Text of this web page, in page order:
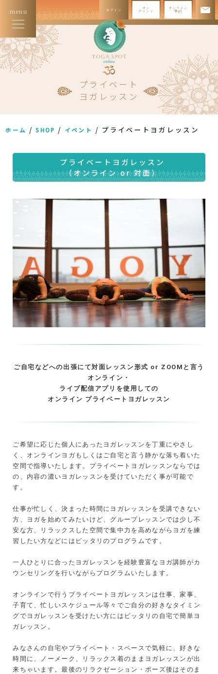
menu ログイン オン
デマンド
オンライン
予約
プライベート
ヨガレッスン
ホーム /SHOP / イベント / プライベートヨガレッスン
プライベートヨガレッスン
（オンライン or 対面）
ご自宅などへの出張にて対面レッスン形式 or ZOOMと言う
オンライン・
ライブ配信アプリを使用しての
オンライン プライベートヨガレッスン
ご希望に応じた個人にあったヨガレッスンを丁重にやさし
く、オンラインヨガもしくはご自宅と言う静かな落ち着いた
空間で指導いたします。プライベートヨガレッスンならでは
の、内容の濃いヨガレッスンを受けていただく事が可能で
す。
仕事が忙しく、決まった時間にヨガレッスンを受講できない
方、ヨガを始めてみたいけど、グループレッスンでは少し不
安な方、リラックスした空間で集中力を高めながらヨガを練
習したい方などにはピッタリのプログラムです。
一人ひとりに合ったヨガレッスンを経験豊富なヨガ講師がカ
ウンセリングを行いながらプログラムいたします。
オンラインで行うプライベートヨガレッスンは仕事、家事、
子育て、忙しいスケジュール等々でご自分の好きなタイミン
グでヨガレッスンを受けたい方にはピッタリの自宅で簡単ヨ
ガレッスン。
みなさんの自宅やプライベート・スペースで気軽に、好きな
時間に、ノーメーク、リラックス着のままヨガレッスンが出
来ちゃいます。最後のリラクゼーション・ポーズ後はそのま